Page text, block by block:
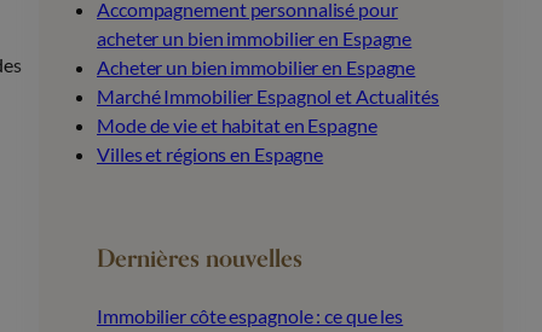
Accompagnement personnalisé pour
acheter un bien immobilier en Espagne
Acheter un bien immobilier en Espagne
Marché Immobilier Espagnol et Actualités
Mode de vie et habitat en Espagne
Villes et régions en Espagne
Dernières nouvelles
Immobilier côte espagnole : ce que les